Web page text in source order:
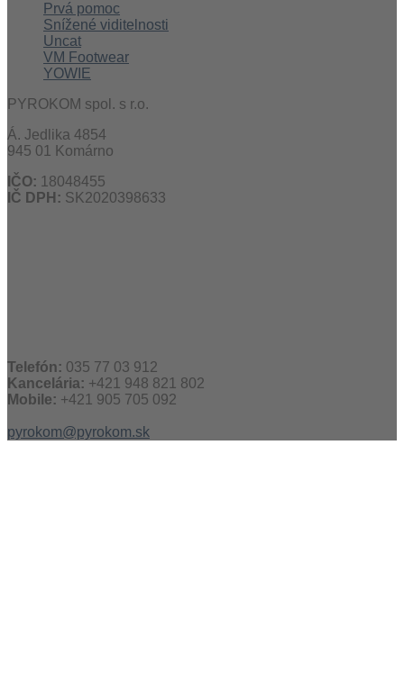
Prvá pomoc
Snížené viditelnosti
Uncat
VM Footwear
YOWIE
PYROKOM spol. s r.o.
Á. Jedlika 4854
945 01 Komárno
IČO: 18048455
IČ DPH: SK2020398633
Telefón: 035 77 03 912
Kancelária: +421 948 821 802
Mobile: +421 905 705 092
pyrokom@pyrokom.sk